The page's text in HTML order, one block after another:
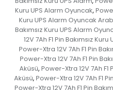
Kuru UPS Alarm Oyuncak,
Kuru UPS Alarm Oyuncak
Bakımsız Kuru UPS Alarm
12V 7Ah F1 Pin Bakımsız
Power-Xtra 12V 7Ah F1 Pin
Power-Xtra 12V 7Ah F1 Pin
Aküsü, Power-Xtra 12V 7Ah F1
Aküsü, Power-Xtra 12V 7Ah F1
Power-Xtra 12V 7Ah F1 Pin